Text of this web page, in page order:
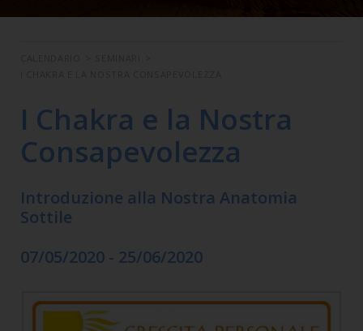
I Chakra e la Nostra
Consapevolezza
Introduzione alla Nostra Anatomia
Sottile
07/05/2020 - 25/06/2020